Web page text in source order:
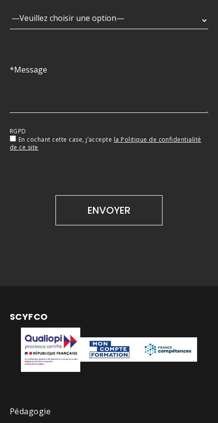
RGPD
En cochant cette case, j’accepte la Politique de confidentialité
de ce site
SCYFCO
Pédagogie